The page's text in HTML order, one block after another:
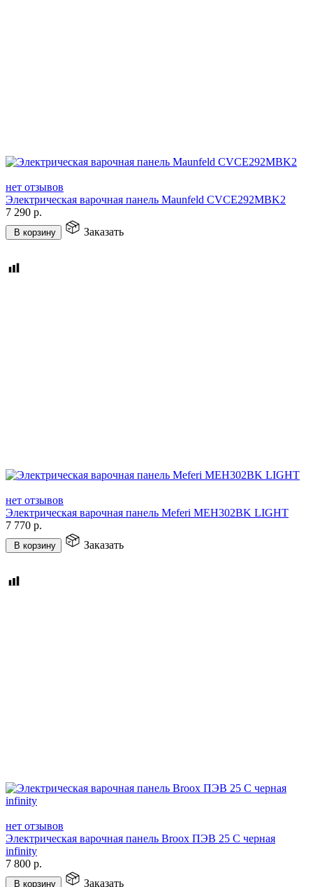
нет отзывов
Электрическая варочная панель Maunfeld CVCE292MBK2
7 290 р.
В корзину Заказать
нет отзывов
Электрическая варочная панель Meferi MEH302BK LIGHT
7 770 р.
В корзину Заказать
нет отзывов
Электрическая варочная панель Broox ПЭВ 25 С черная
infinity
7 800 р.
В корзину Заказать